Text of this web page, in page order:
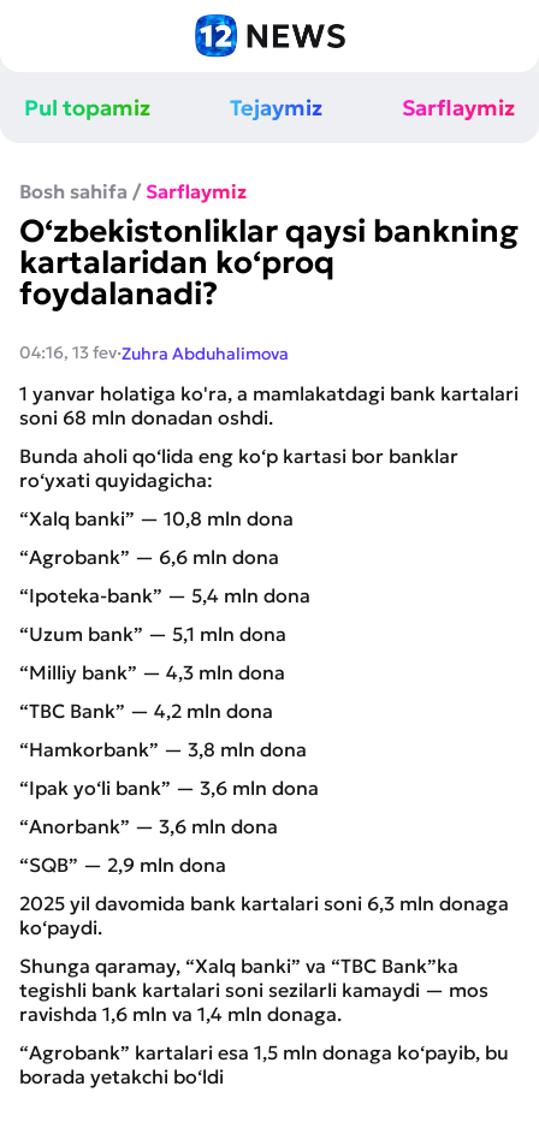
Pul topamiz Tejaymiz Sarflaymiz
Bosh sahifa / Sarflaymiz
O‘zbekistonliklar qaysi bankning
kartalaridan ko‘proq
foydalanadi?
04:16, 13 fev·Zuhra Abduhalimova
1 yanvar holatiga ko'ra, a mamlakatdagi bank kartalari
soni 68 mln donadan oshdi.
Bunda aholi qo‘lida eng ko‘p kartasi bor banklar
ro‘yxati quyidagicha:
“Xalq banki” — 10,8 mln dona
“Agrobank” — 6,6 mln dona
“Ipoteka-bank” — 5,4 mln dona
“Uzum bank” — 5,1 mln dona
“Milliy bank” — 4,3 mln dona
“TBC Bank” — 4,2 mln dona
“Hamkorbank” — 3,8 mln dona
“Ipak yo‘li bank” — 3,6 mln dona
“Anorbank” — 3,6 mln dona
“SQB” — 2,9 mln dona
2025 yil davomida bank kartalari soni 6,3 mln donaga
ko‘paydi.
Shunga qaramay, “Xalq banki” va “TBC Bank”ka
tegishli bank kartalari soni sezilarli kamaydi — mos
ravishda 1,6 mln va 1,4 mln donaga.
“Agrobank” kartalari esa 1,5 mln donaga ko‘payib, bu
borada yetakchi bo‘ldi